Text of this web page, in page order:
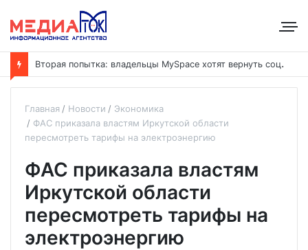
Вторая попытка: владельцы MySpace хотят вернуть соцсеть на рынок
Главная Новости
Экономика
ФАС приказала властям Иркутской области
пересмотреть тарифы на электроэнергию
ФАС приказала властям
Иркутской области
пересмотреть тарифы на
электроэнергию